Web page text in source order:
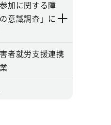
参加に関する障
意識調査」に
者就労支援連携